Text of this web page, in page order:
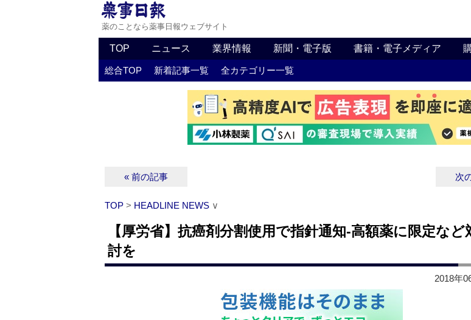
薬のことなら薬事日報ウェブサイト
TOP ニュース 業界情報 新聞・電子版 書籍・電子メディア
総合TOP 新着記事一覧 全カテゴリー一覧
« 前の記事 次
TOP > HEADLINE NEWS ∨
【厚労省】抗癌剤分割使用で指針通知‐高額薬に限定など
討を
2018年